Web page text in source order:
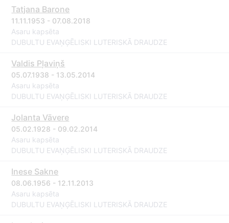
Tatjana Barone
11.11.1953 - 07.08.2018
Asaru kapsēta
DUBULTU EVAŅĢĒLISKI LUTERISKĀ DRAUDZE
Valdis Pļaviņš
05.07.1938 - 13.05.2014
Asaru kapsēta
DUBULTU EVAŅĢĒLISKI LUTERISKĀ DRAUDZE
Jolanta Vāvere
05.02.1928 - 09.02.2014
Asaru kapsēta
DUBULTU EVAŅĢĒLISKI LUTERISKĀ DRAUDZE
Inese Sakne
08.06.1956 - 12.11.2013
Asaru kapsēta
DUBULTU EVAŅĢĒLISKI LUTERISKĀ DRAUDZE